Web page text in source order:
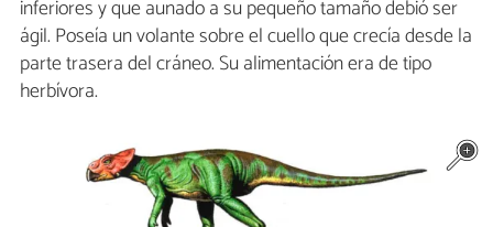
inferiores y que aunado a su pequeño tamaño debió ser
ágil. Poseía un volante sobre el cuello que crecía desde la
parte trasera del cráneo. Su alimentación era de tipo
herbívora.